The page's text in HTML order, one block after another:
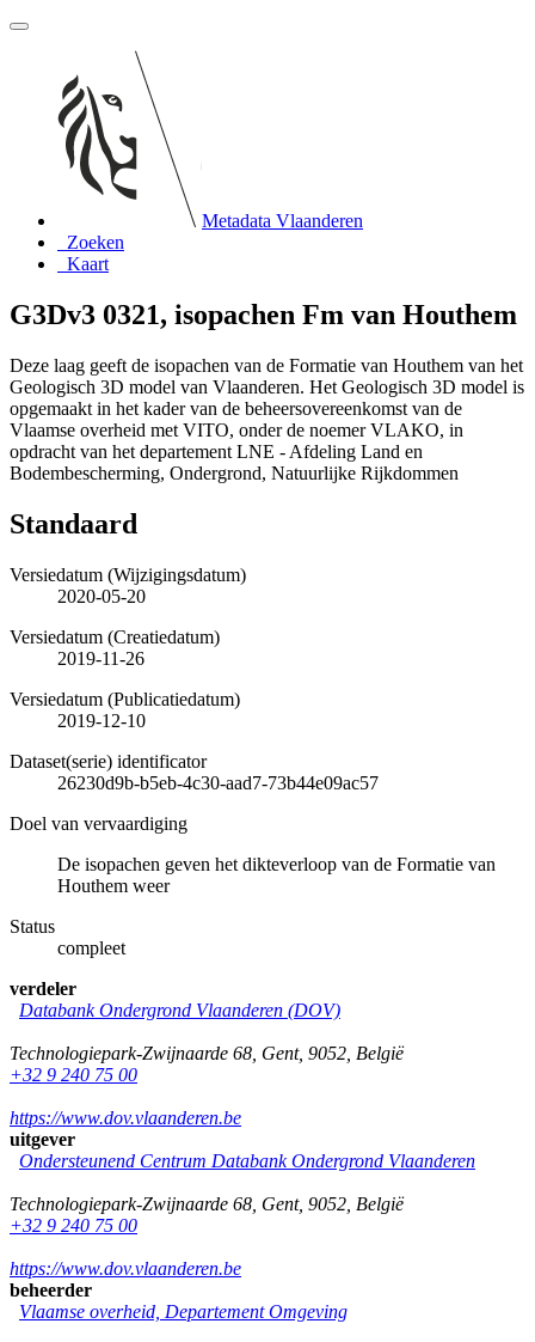
Metadata Vlaanderen
Zoeken
Kaart
G3Dv3 0321, isopachen Fm van Houthem
Deze laag geeft de isopachen van de Formatie van Houthem van het
Geologisch 3D model van Vlaanderen. Het Geologisch 3D model is
opgemaakt in het kader van de beheersovereenkomst van de
Vlaamse overheid met VITO, onder de noemer VLAKO, in
opdracht van het departement LNE - Afdeling Land en
Bodembescherming, Ondergrond, Natuurlijke Rijkdommen
Standaard
Versiedatum (Wijzigingsdatum)
2020-05-20
Versiedatum (Creatiedatum)
2019-11-26
Versiedatum (Publicatiedatum)
2019-12-10
Dataset(serie) identificator
26230d9b-b5eb-4c30-aad7-73b44e09ac57
Doel van vervaardiging
De isopachen geven het dikteverloop van de Formatie van
Houthem weer
Status
compleet
verdeler
Databank Ondergrond Vlaanderen (DOV)
Technologiepark-Zwijnaarde 68 Gent, 9052 België
+32 9 240 75 00
https://www.dov.vlaanderen.be
uitgever
Ondersteunend Centrum Databank Ondergrond Vlaanderen
Technologiepark-Zwijnaarde 68 Gent, 9052 België
+32 9 240 75 00
https://www.dov.vlaanderen.be
beheerder
Vlaamse overheid, Departement Omgeving